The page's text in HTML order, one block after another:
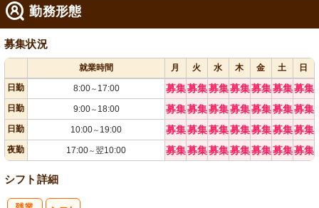
勤務形態
募集状況
就業時間 月 火 水 木 金 土
日
日勤
8:00～ 17:00 募集募集募集募集募集募集募集
日勤 9:00～ 18:00 募集募集募集募集募集募集募集
日勤 10:00～ 19:00 募集募集募集募集募集募集募集
夜勤 17:00～翌10:00 募集募集募集募集募集募集募集
シフト詳細